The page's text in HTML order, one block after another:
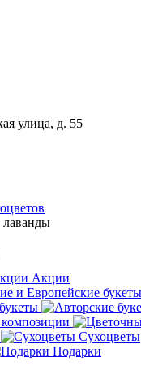
улица, д. 55
лаванды
Акции
Сухоцветы
Подарки